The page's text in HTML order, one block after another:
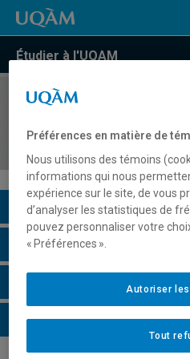
Étudier à l'UQAM
COURS//
gouvernance d'entreprise
Description du cours
Horaire - Été 2026
Horaire - Automne 2026
Horaire - Hiver 2027
Préférences en matière de
Nous utilisons des témoins
informations qui nous
expérience sur le site, de vous
d’analyser les statistiques de
pouvez personnaliser votre
« Préférences ».
Tout
Autoriser